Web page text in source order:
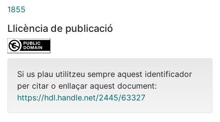
1855
Llicència de publicació
Si us plau utilitzeu sempre aquest identificador
per citar o enllaçar aquest document:
https://hdl.handle.net/2445/63327